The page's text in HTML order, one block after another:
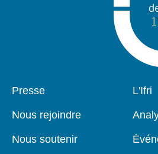
Pied
Presse
Nous rejoindre
Nous soutenir
L'Ifri